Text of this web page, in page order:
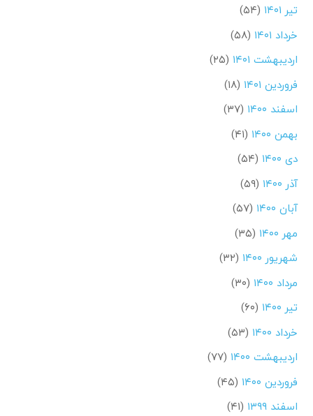
تیر ۱۴۰۱
(۵۴)
خرداد ۱۴۰۱
(۵۸)
اردیبهشت ۱۴۰۱
(۲۵)
فروردین ۱۴۰۱
(۱۸)
اسفند ۱۴۰۰
(۳۷)
بهمن ۱۴۰۰
(۴۱)
دی ۱۴۰۰
(۵۴)
آذر ۱۴۰۰
(۵۹)
آبان ۱۴۰۰
(۵۷)
مهر ۱۴۰۰
(۳۵)
شهریور ۱۴۰۰
(۳۲)
مرداد ۱۴۰۰
(۳۰)
تیر ۱۴۰۰
(۶۰)
خرداد ۱۴۰۰
(۵۳)
اردیبهشت ۱۴۰۰
(۷۷)
فروردین ۱۴۰۰
(۴۵)
اسفند ۱۳۹۹
(۴۱)